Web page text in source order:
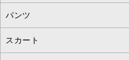
カットソー・Tシャツ
ブラウス・シャツ
すべてのワンピース・ドレス
ワンピース
パンツ
すべてのパンツ
スカート